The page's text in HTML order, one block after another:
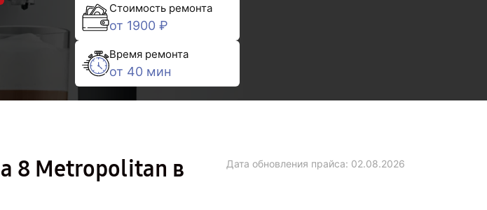
Стоимость ремонта
от 1900 ₽
Время ремонта
от 40 мин
8 Metropolitan в
Дата обновления прайса: 02.08.2026